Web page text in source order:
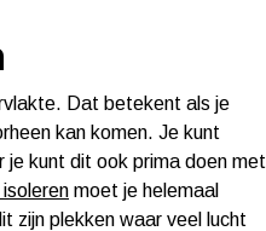
Dat betekent als je
kan komen. Je kunt
je kunt dit ook prima doen met
moet je helemaal
zijn plekken waar veel lucht